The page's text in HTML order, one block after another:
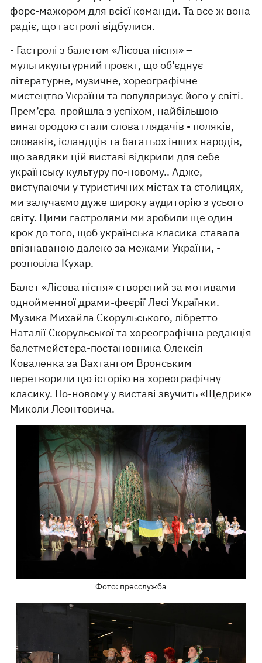
форс-мажором для всієї команди. Та все ж вона
радіє, що гастролі відбулися.
- Гастролі з балетом «Лісова пісня» –
мультикультурний проєкт, що об’єднує
літературне, музичне, хореографічне
мистецтво України та популяризує його у світі.
Прем’єра пройшла з успіхом, найбільшою
винагородою стали слова глядачів - поляків,
словаків, ісландців та багатьох інших народів,
що завдяки цій виставі відкрили для себе
українську культуру по-новому.. Адже,
виступаючи у туристичних містах та столицях,
ми залучаємо дуже широку аудиторію з усього
світу. Цими гастролями ми зробили ще один
крок до того, щоб українська класика ставала
впізнаваною далеко за межами України, -
розповіла Кухар.
Балет «Лісова пісня» створений за мотивами
однойменної драми-феєрії Лесі Українки.
Музика Михайла Скорульського, лібретто
Наталії Скорульської та хореографічна редакція
балетмейстера-постановника Олексія
Коваленка за Вахтангом Вронським
перетворили цю історію на хореографічну
класику. По-новому у виставі звучить «Щедрик»
Миколи Леонтовича.
Фото: пресслужба